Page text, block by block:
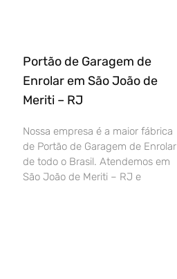
Portão de Garagem de
Enrolar em São João de
Meriti – RJ
Nossa empresa é a maior fábrica
de Portão de Garagem de Enrolar
de todo o Brasil. Atendemos em
São João de Meriti – RJ e